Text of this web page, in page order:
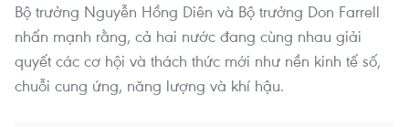
Bộ trưởng Nguyễn Hồng Diên và Bộ trưởng Don Farrell
nhấn mạnh rằng, cả hai nước đang cùng nhau giải
quyết các cơ hội và thách thức mới như nền kinh tế số,
chuỗi cung ứng, năng lượng và khí hậu.